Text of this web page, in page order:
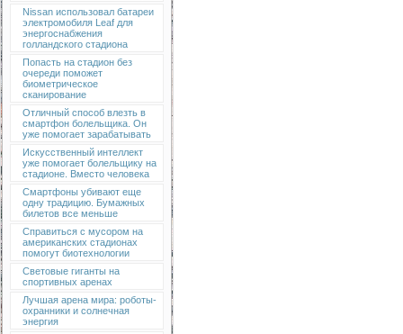
Nissan использовал батареи
электромобиля Leaf для
энергоснабжения
голландского стадиона
Попасть на стадион без
очереди поможет
биометрическое
сканирование
Отличный способ влезть в
смартфон болельщика. Он
уже помогает зарабатывать
Искусственный интеллект
уже помогает болельщику на
стадионе. Вместо человека
Смартфоны убивают еще
одну традицию. Бумажных
билетов все меньше
Справиться с мусором на
американских стадионах
помогут биотехнологии
Световые гиганты на
спортивных аренах
Лучшая арена мира: роботы-
охранники и солнечная
энергия